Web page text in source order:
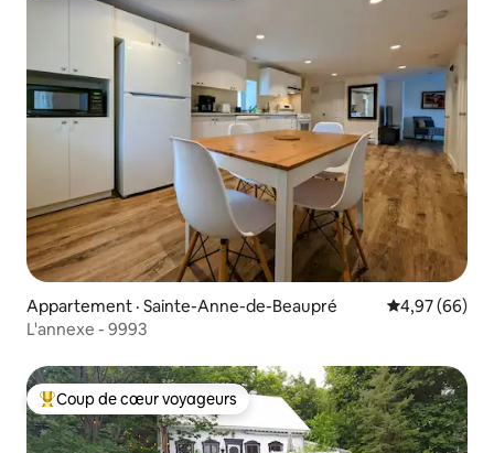
Appartement · Sainte-Anne-de-Beaupré Note
4,97 (66)
L'annexe - 9993
Coup de cœur voyageurs parmi les plus aimés
Coup de cœur voyageurs